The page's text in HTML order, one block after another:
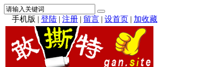
手机版 | 登陆 | 注册 | 留言 | 设首页 | 加收藏